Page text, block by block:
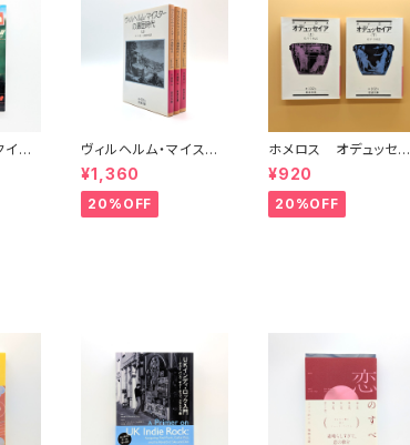
ッ
ヴィルヘルム・マイスタ
ーの遍歴時代 (上)(中)
(下)（岩波文庫）
¥1,360
20%OFF
ホメロス オデュッセイ
ア(上)(下) （岩波文庫）
¥920
20%OFF